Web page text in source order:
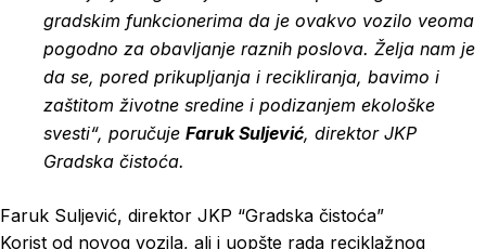
gradskim funkcionerima da je ovakvo vozilo veoma
pogodno za obavljanje raznih poslova. Želja nam je
da se, pored prikupljanja i recikliranja, bavimo i
zaštitom životne sredine i podizanjem ekološke
svesti“, poručuje Faruk Suljević, direktor JKP
Gradska čistoća.
Faruk Suljević, direktor JKP “Gradska čistoća”
Korist od novog vozila, ali i uopšte rada reciklažnog